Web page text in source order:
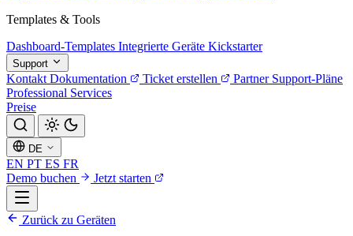
Templates & Tools
Dashboard-Templates Integrierte Geräte Kickstarter
Support
Kontakt Dokumentation Ticket erstellen Partner Support-Pläne
Professional Services
Preise
DE
EN PT ES FR
Demo buchen
Jetzt starten
Zurück zu Geräten